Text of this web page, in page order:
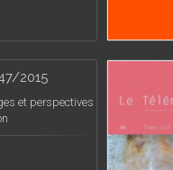
2015
et perspectives